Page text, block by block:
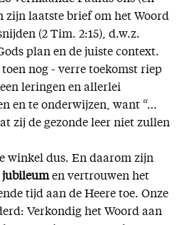
zijn laatste brief om het Woord
(2 Tim. 2:15), d.w.z.
plan en de juiste context.
nog - verre toekomst riep
leringen en allerlei
en te onderwijzen, want “…
zij de gezonde leer niet zullen
winkel dus. En daarom zijn
jubileumen vertrouwen het
tijd aan de Heere toe. Onze
Verkondig het Woord aan